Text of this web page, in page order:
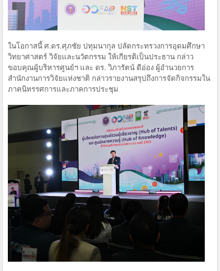
ในโอกาสนี้ ศ.ดร.ศุภชัย ปทุมนากุล ปลัดกระทรวงการอุดมศึกษา
วิทยาศาสตร์ วิจัยและนวัตกรรม ให้เกียรติเป็นประธาน กล่าว
ขอบคุณผู้บริหารศูนย์ฯ และ ดร. วิภารัตน์ ดีอ่อง ผู้อำนวยการ
สำนักงานการวิจัยแห่งชาติ กล่าวรายงานสรุปถึงการจัดกิจกรรมใน
ภาคนิทรรศการและภาคการประชุม